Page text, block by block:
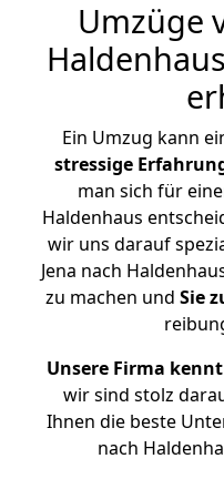
Umzüge
Ein Umzug kann
stressige
man sich für
Haldenhaus
wir uns darauf
Jena nach
zu machen und Sie
Unsere Firma
wir sind stolz
Ihnen die beste
nach